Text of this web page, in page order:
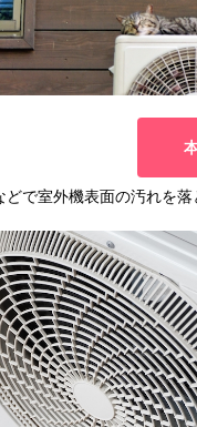
で室外機表面の汚れを落